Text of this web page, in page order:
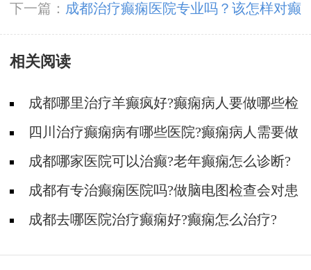
何药物诊疗
下一篇： 成都治疗癫痫医院专业吗？该怎样对癫
痫患者进而心理护理
相关阅读
成都哪里治疗羊癫疯好?癫痫病人要做哪些检
查? 四川治疗癫痫病有哪些医院?癫痫病人需要做
哪些检查?
成都哪家医院可以治癫?老年癫痫怎么诊断?
成都有专治癫痫医院吗?做脑电图检查会对患
者大脑产生伤害吗?
​成都去哪医院治疗癫痫好?癫痫怎么治疗?